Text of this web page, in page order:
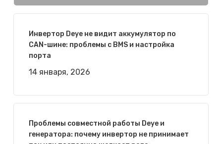
Инвертор Deye не видит аккумулятор по
CAN-шине: проблемы с BMS и настройка
порта
14 января, 2026
Проблемы совместной работы Deye и
генератора: почему инвертор не принимает